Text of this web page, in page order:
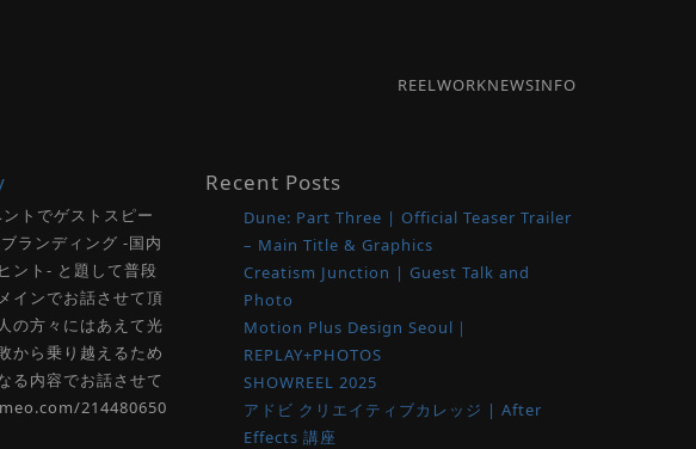
REELWORKNEWSINFO
トでゲストスピー
ランディング -国内
ント- と題して普段
インでお話させて頂
の方々にはあえて光
から乗り越えるため
る内容でお話させて
214480650
Recent Posts
Dune: Part Three | Official Teaser Trailer
– Main Title & Graphics
Creatism Junction | Guest Talk and
Photo
Motion Plus Design Seoul｜
REPLAY+PHOTOS
SHOWREEL 2025
アドビ クリエイティブカレッジ | After
Effects 講座